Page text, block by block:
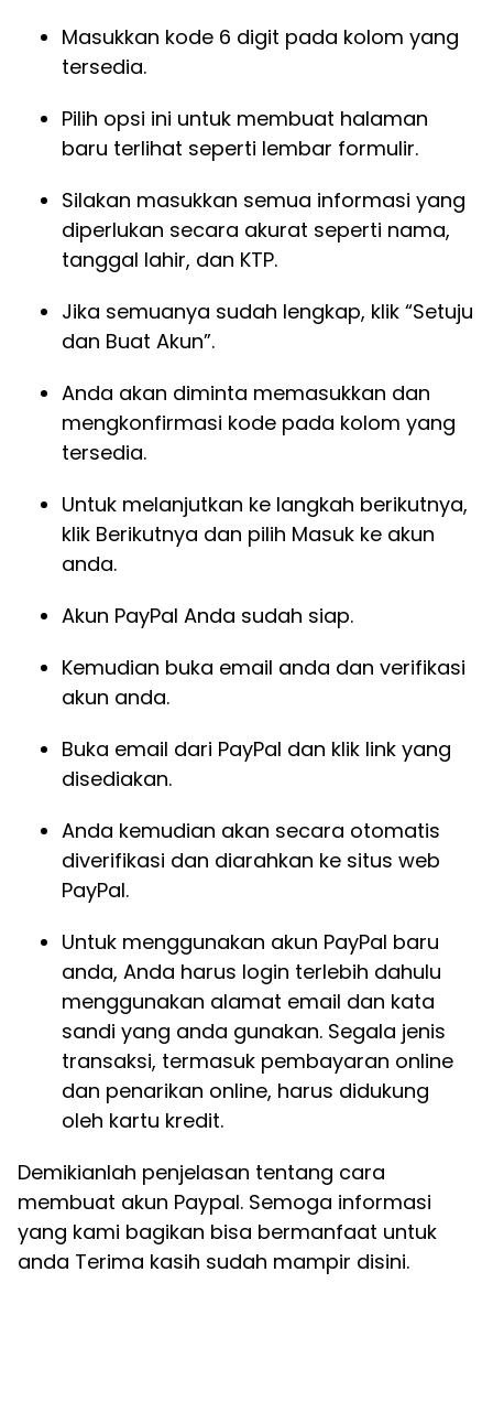
Masukkan kode 6 digit pada kolom yang
tersedia.
Pilih opsi ini untuk membuat halaman
baru terlihat seperti lembar formulir.
Silakan masukkan semua informasi yang
diperlukan secara akurat seperti nama,
tanggal lahir, dan KTP.
Jika semuanya sudah lengkap, klik “Setuju
dan Buat Akun”.
Anda akan diminta memasukkan dan
mengkonfirmasi kode pada kolom yang
tersedia.
Untuk melanjutkan ke langkah berikutnya,
klik Berikutnya dan pilih Masuk ke akun
anda.
Akun PayPal Anda sudah siap.
Kemudian buka email anda dan verifikasi
akun anda.
Buka email dari PayPal dan klik link yang
disediakan.
Anda kemudian akan secara otomatis
diverifikasi dan diarahkan ke situs web
PayPal.
Untuk menggunakan akun PayPal baru
anda, Anda harus login terlebih dahulu
menggunakan alamat email dan kata
sandi yang anda gunakan. Segala jenis
transaksi, termasuk pembayaran online
dan penarikan online, harus didukung
oleh kartu kredit.
Demikianlah penjelasan tentang cara
membuat akun Paypal. Semoga informasi
yang kami bagikan bisa bermanfaat untuk
anda Terima kasih sudah mampir disini.